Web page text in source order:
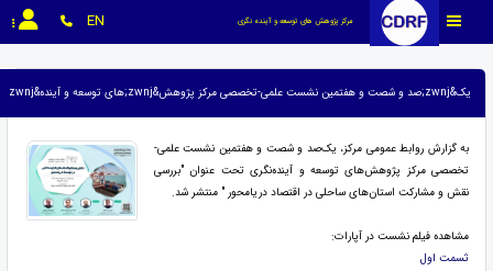
مرکز پژوهش های توسعه و آینده نگری EN
یک&zwnj;صد و شصت و هفتمین نشست علمی-تخصصی مرکز پژوهش&zwnj;های توسعه و آینده&zwnj;نگری منتشر شد.
به گزارش روابط عمومی مرکز، یک‌صد و شصت و هفتمین نشست علمی-
تخصصی مرکز پژوهش‌های توسعه و آینده‌نگری تحت عنوان "بررسی
نقش و مشارکت استان‌های ساحلی در اقتصاد دریامحور " منتشر شد.
مشاهده فیلم نشست در آپارات:
ثسمت اول